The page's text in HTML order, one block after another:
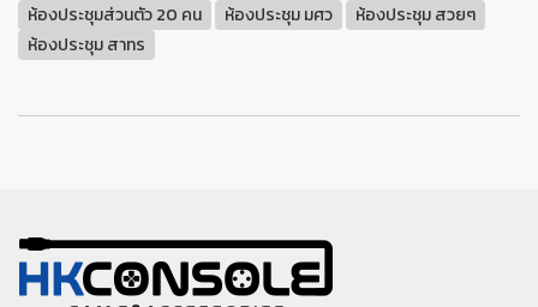
ห้องประชุมส่วนตัว 20 คน
ห้องประชุม มศว
ห้องประชุม สวยๆ
ห้องประชุม สาทร